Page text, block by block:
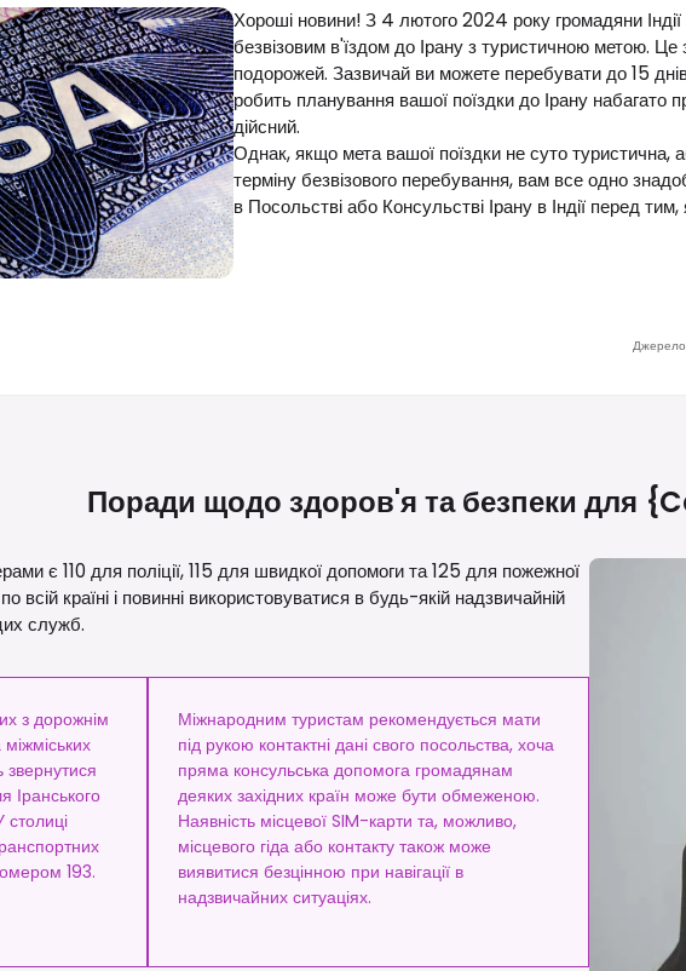
Хороші новини! З 4 лютого 2024 року громадяни
безвізовим в'їздом до Ірану з туристичною метою.
подорожей. Зазвичай ви можете перебувати до 15
робить планування вашої поїздки до Ірану
дійсний.
Однак, якщо мета вашої поїздки не суто
терміну безвізового перебування, вам все одно
в Посольстві або Консульстві Ірану в Індії перед
Джерело
Поради щодо здоров'я та безпеки для
є 110 для поліції, 115 для швидкої допомоги та 125 для пожежної
країні і повинні використовуватися в будь-якій надзвичайній
служб.
з дорожнім
Іранського
столиці
193.
Міжнародним туристам рекомендується мати
під рукою контактні дані свого посольства, хоча
пряма консульська допомога громадянам
деяких західних країн може бути обмеженою.
Наявність місцевої SIM-карти та, можливо,
місцевого гіда або контакту також може
виявитися безцінною при навігації в
надзвичайних ситуаціях.